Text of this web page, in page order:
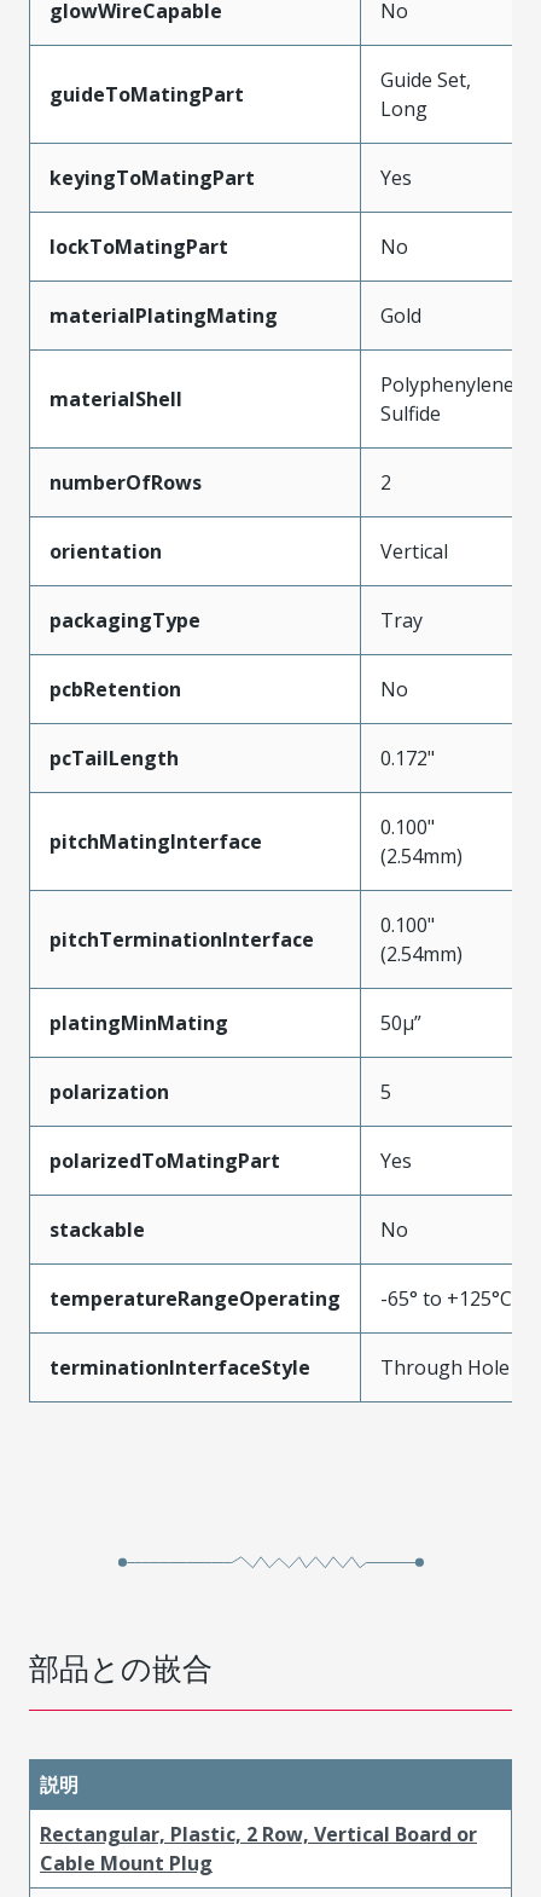
glowWireCapable No
guideToMatingPart
Guide Set,
Long
keyingToMatingPart Yes
lockToMatingPart No
materialPlatingMating Gold
materialShell
Polyphenylene
Sulfide
numberOfRows 2
orientation Vertical
packagingType Tray
pcbRetention No
pcTailLength 0.172"
pitchMatingInterface
0.100"
(2.54mm)
pitchTerminationInterface
0.100"
(2.54mm)
platingMinMating 50µ”
polarization 5
polarizedToMatingPart Yes
stackable No
temperatureRangeOperating -65° to +125°C
terminationInterfaceStyle Through Hole
部品との嵌合
説明
Rectangular, Plastic, 2 Row, Vertical Board or
Cable Mount Plug